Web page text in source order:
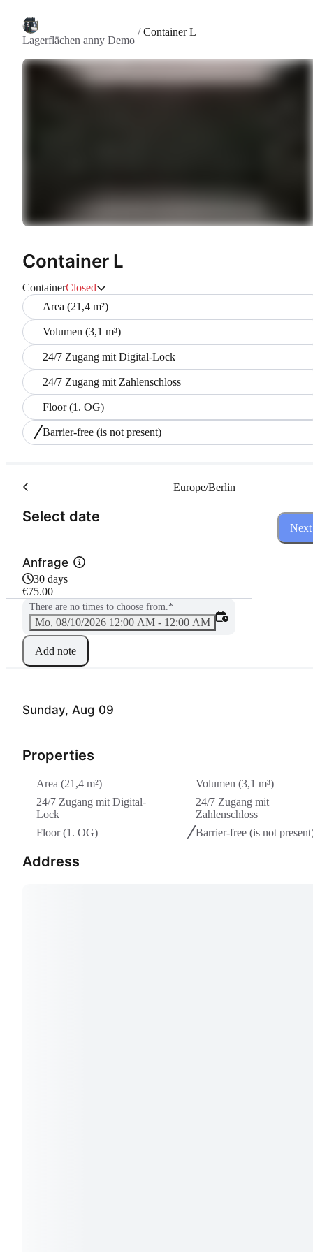
Lagerflächen anny Demo
/Container L
Container L
ContainerClosed
Area (21,4 m²)
Volumen (3,1 m³)
24/7 Zugang mit Digital-Lock
24/7 Zugang mit Zahlenschloss
Floor (1. OG)
Barrier-free (is not present)
Sunday, Aug 09
Properties
Area (21,4 m²)
Volumen (3,1 m³)
24/7 Zugang mit Digital-
Lock
24/7 Zugang mit
Zahlenschloss
Floor (1. OG)
Barrier-free (is not
Address
Select date
Europe/Berlin
Anfrage
30 days
€75.00
There are no times to choose from.*
Mo, 08/10/2026 12:00 AM - 12:00 AM
Add note
Next